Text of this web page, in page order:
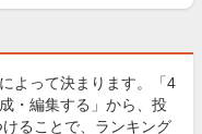
よって決まります。「4
・編集する」から、投
ることで、ランキング